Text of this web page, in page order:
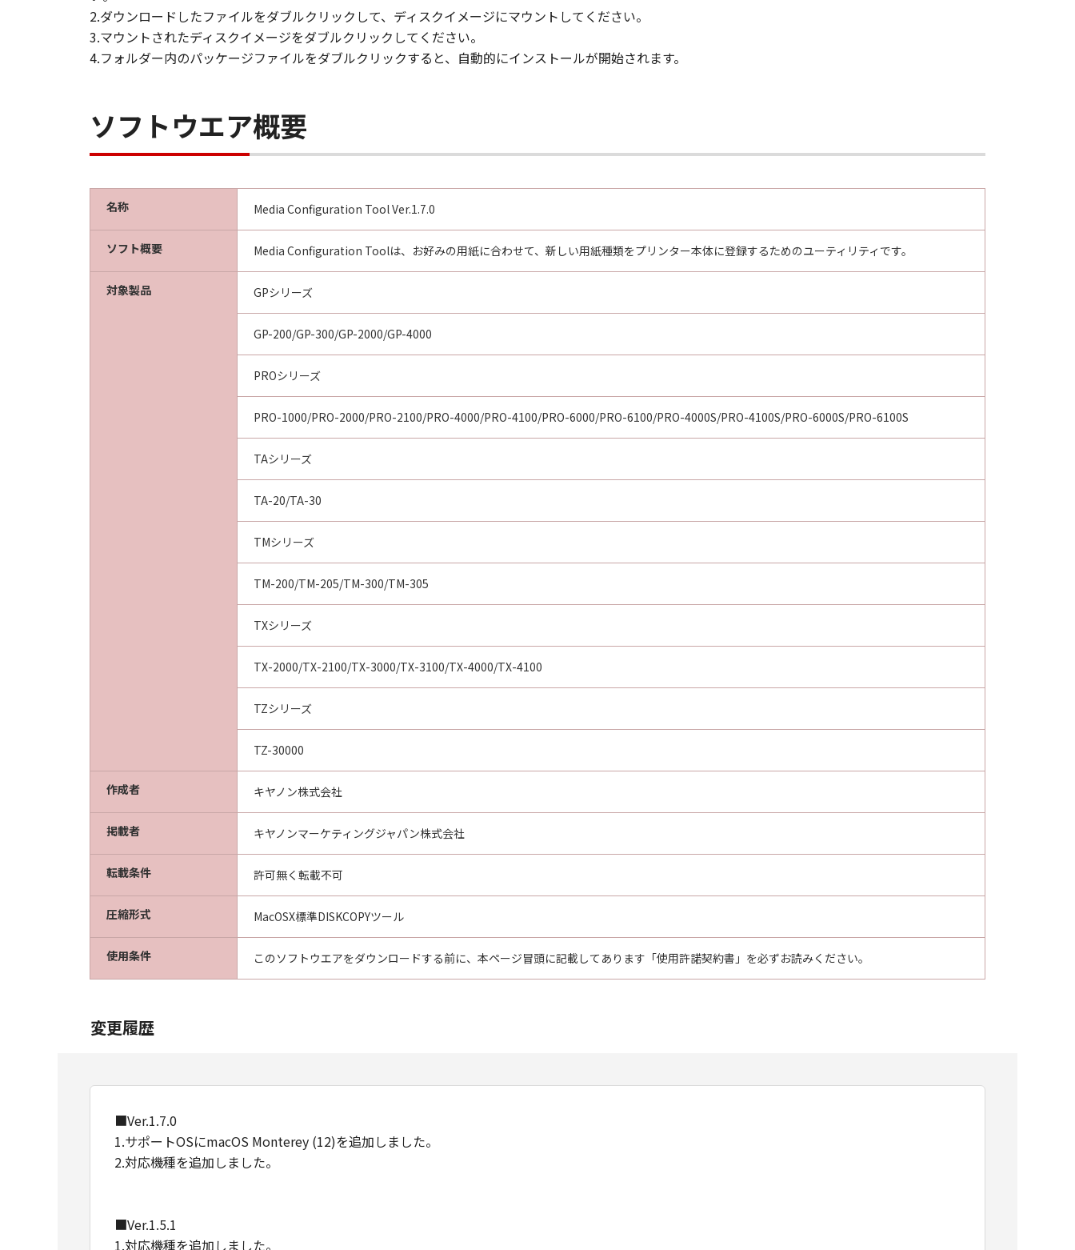
The Software is a "commercial item," as that term is defined at 48 C.F.R. 2.101 (Oct 1995), consisting of "commercial computer
software" and "commercial computer software documentation," as such terms are used in 48 C.F.R. 12.212 (Sept 1995). Consistent
with 48 C.F.R. 12.212 and 48 C.F.R. 227.7202-1 through 227.7202-4 (June 1995), all U.S. Government End Users shall acquire the
Software with only those rights set forth herein. Manufacturer is Canon Inc./30-2, Shimomaruko 3-chome, Ohta-ku, Tokyo 146-
2.ダウンロードしたファイルをダブルクリックして、ディスクイメージにマウントしてください。
3.マウントされたディスクイメージをダブルクリックしてください。
4.フォルダー内のパッケージファイルをダブルクリックすると、自動的にインストールが開始されます。
ソフトウエア概要
名称 Media Configuration Tool Ver.1.7.0
ソフト概要 Media Configuration Toolは、お好みの用紙に合わせて、新しい用紙種類をプリンター本体に登録するためのユーティリティです。
対象製品 GPシリーズ
GP-200/GP-300/GP-2000/GP-4000
PROシリーズ
PRO-1000/PRO-2000/PRO-2100/PRO-4000/PRO-4100/PRO-6000/PRO-6100/PRO-4000S/PRO-4100S/PRO-6000S/PRO-6100S
TAシリーズ
TA-20/TA-30
TMシリーズ
TM-200/TM-205/TM-300/TM-305
TXシリーズ
TX-2000/TX-2100/TX-3000/TX-3100/TX-4000/TX-4100
TZシリーズ
TZ-30000
作成者 キヤノン株式会社
掲載者 キヤノンマーケティングジャパン株式会社
転載条件 許可無く転載不可
圧縮形式 MacOSX標準DISKCOPYツール
使用条件 このソフトウエアをダウンロードする前に、本ページ冒頭に記載してあります「使用許諾契約書」を必ずお読みください。
変更履歴
■Ver.1.7.0
1.サポートOSにmacOS Monterey (12)を追加しました。
2.対応機種を追加しました。
■Ver.1.5.1
1.対応機種を追加しました。